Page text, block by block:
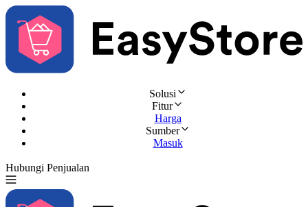
Solusi
Fitur
Harga
Sumber
Masuk
Hubungi Penjualan